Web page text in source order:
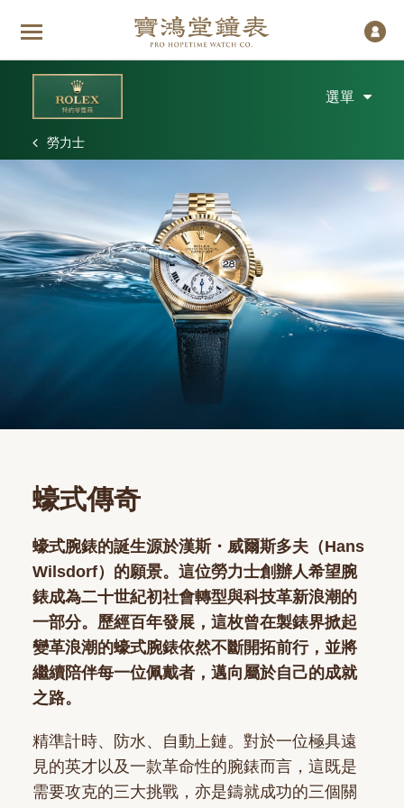
選單
勞力士
蠔式傳奇
蠔式腕錶的誕生源於漢斯・威爾斯多夫（Hans
Wilsdorf）的願景。這位勞力士創辦人希望腕
錶成為二十世紀初社會轉型與科技革新浪潮的
一部分。歷經百年發展，這枚曾在製錶界掀起
變革浪潮的蠔式腕錶依然不斷開拓前行，並將
繼續陪伴每一位佩戴者，邁向屬於自己的成就
之路。
精準計時、防水、自動上鏈。對於一位極具遠
見的英才以及一款革命性的腕錶而言，這既是
需要攻克的三大挑戰，亦是鑄就成功的三個關